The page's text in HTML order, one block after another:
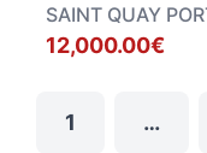
SAINT QUAY
12,000.00€
1 …